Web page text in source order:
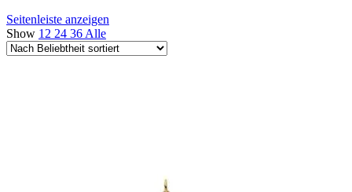
Seitenleiste anzeigen
Show 12 24 36 Alle